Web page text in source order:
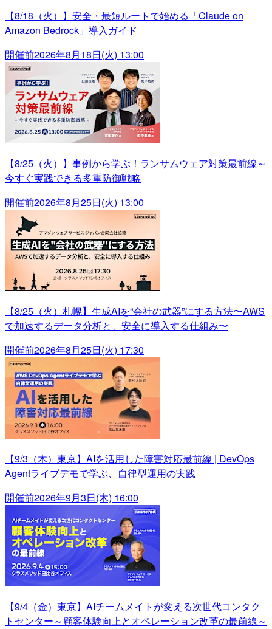
【8/18（火）】安全・最短ルートで始める「Claude on
Amazon Bedrock」導入ガイド
開催前2026年8月18日(火) 13:00
【8/25（火）】事例から学ぶ！ランサムウェア対策最前線～
今すぐ実践できる多重防御戦略
開催前2026年8月25日(火) 13:00
【8/25（火）札幌】生成AIを“会社の武器”にする方法〜AWS
で加速するデータ分析と、安全に導入する仕組み〜
開催前2026年8月25日(火) 17:30
【9/3（木）東京】AIを活用した障害対応最前線 | DevOps
Agentライブデモで学ぶ、自律型運用の実践
開催前2026年9月3日(木) 16:00
【9/4（金）東京】AIチームメイトが変える次世代コンタク
トセンター～顧客体験向上とオペレーション改革の最前線～